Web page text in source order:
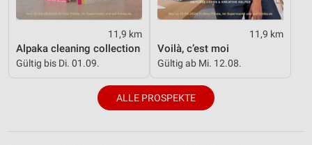
11,9 km
Alpaka cleaning collection
Gültig bis Di. 01.09.
11,9 km
Voilà, c’est moi
Gültig ab Mi. 12.08.
ALLE PROSPEKTE